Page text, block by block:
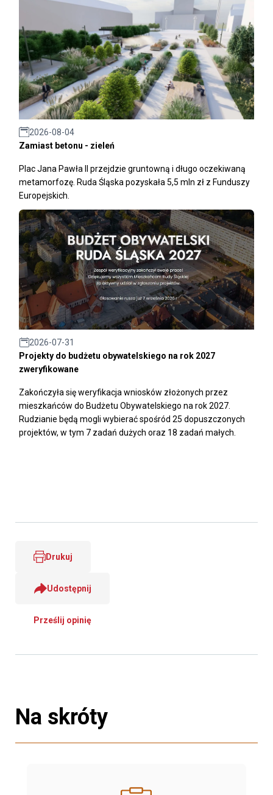
2026-08-04
Zamiast betonu - zieleń
Plac Jana Pawła II przejdzie gruntowną i długo oczekiwaną
metamorfozę. Ruda Śląska pozyskała 5,5 mln zł z Funduszy
Europejskich.
2026-07-31
Projekty do budżetu obywatelskiego na rok 2027
zweryfikowane
Zakończyła się weryfikacja wniosków złożonych przez
mieszkańców do Budżetu Obywatelskiego na rok 2027.
Rudzianie będą mogli wybierać spośród 25 dopuszczonych
projektów, w tym 7 zadań dużych oraz 18 zadań małych.
Drukuj
Udostępnij
Prześlij opinię
Na skróty